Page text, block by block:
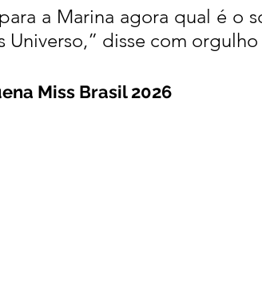
a Marina agora qual é o
Universo,” disse com
Miss Brasil 2026